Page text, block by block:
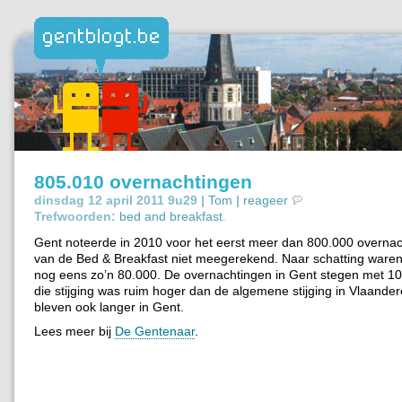
805.010 overnachtingen
dinsdag 12 april 2011 9u29 | Tom | reageer
Trefwoorden: bed and breakfast
Gent noteerde in 2010 voor het eerst meer dan 800.000
van de Bed & Breakfast niet meegerekend. Naar schatting
nog eens zo’n 80.000. De overnachtingen in Gent stegen met
die stijging was ruim hoger dan de algemene stijging in
bleven ook langer in Gent.
Lees meer bij De Gentenaar.